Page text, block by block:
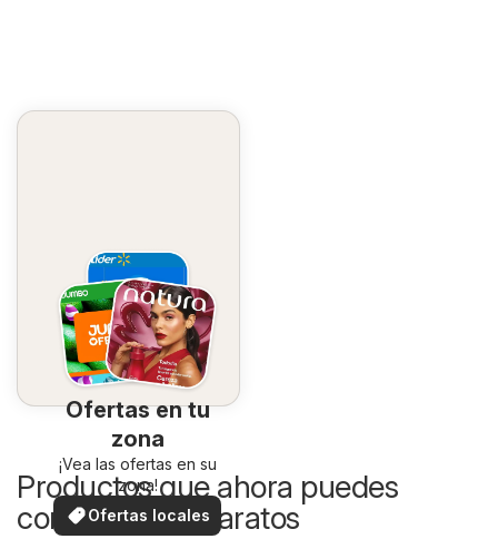
Ofertas en tu
zona
¡Vea las ofertas en su
zona!
Ofertas locales
Productos que ahora puedes
comprar más baratos